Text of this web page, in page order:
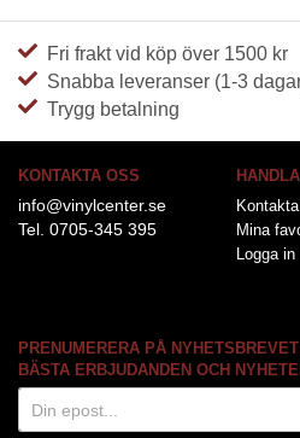
Fri frakt vid köp över 1500 kr
Snabba leveranser (1-3
Trygg betalning
KONTAKTA OSS
info@vinylcenter.se
Tel. 0705-345 395
HANDLA
Mina
Logga in
PRENUMERERA PÅ
BÄSTA ERBJUDANDEN OCH